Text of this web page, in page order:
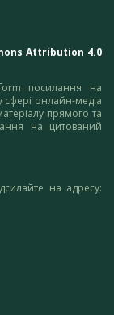
Attribution 4.0
посилання на
сфері онлайн-медіа
прямого та
на цитований
на адресу: